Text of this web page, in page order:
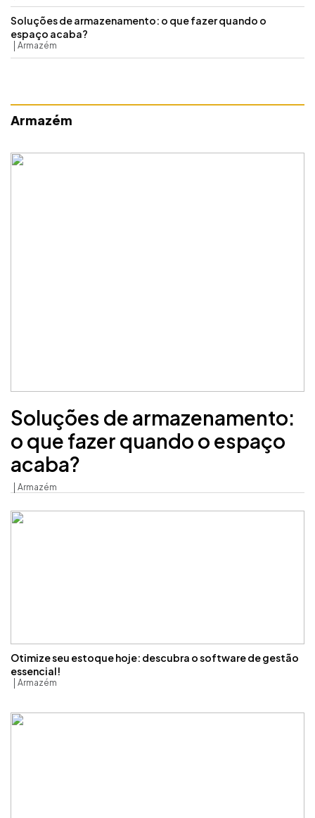
Soluções de armazenamento: o que fazer quando o
espaço acaba?
Armazém
Armazém
Soluções de armazenamento:
o que fazer quando o espaço
acaba?
Armazém
Otimize seu estoque hoje: descubra o software de gestão
essencial!
Armazém